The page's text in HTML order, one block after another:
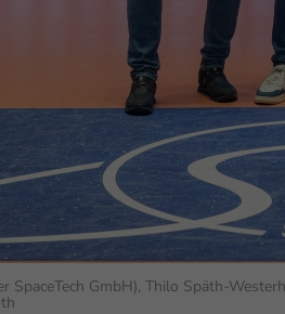
SpaceTech GmbH), Thilo Späth-
Inhalte von
blockiert. Wenn Cookies von
diese Inhalte keiner